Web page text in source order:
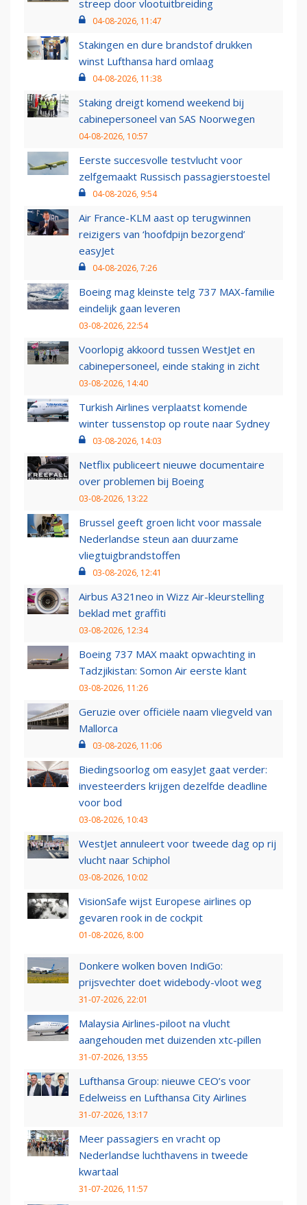
streep door vlootuitbreiding
04-08-2026, 11:47
Stakingen en dure brandstof drukken
winst Lufthansa hard omlaag
04-08-2026, 11:38
Staking dreigt komend weekend bij
cabinepersoneel van SAS Noorwegen
04-08-2026, 10:57
Eerste succesvolle testvlucht voor
zelfgemaakt Russisch passagierstoestel
04-08-2026, 9:54
Air France-KLM aast op terugwinnen
reizigers van ‘hoofdpijn bezorgend’
easyJet
04-08-2026, 7:26
Boeing mag kleinste telg 737 MAX-familie
eindelijk gaan leveren
03-08-2026, 22:54
Voorlopig akkoord tussen WestJet en
cabinepersoneel, einde staking in zicht
03-08-2026, 14:40
Turkish Airlines verplaatst komende
winter tussenstop op route naar Sydney
03-08-2026, 14:03
Netflix publiceert nieuwe documentaire
over problemen bij Boeing
03-08-2026, 13:22
Brussel geeft groen licht voor massale
Nederlandse steun aan duurzame
vliegtuigbrandstoffen
03-08-2026, 12:41
Airbus A321neo in Wizz Air-kleurstelling
beklad met graffiti
03-08-2026, 12:34
Boeing 737 MAX maakt opwachting in
Tadzjikistan: Somon Air eerste klant
03-08-2026, 11:26
Geruzie over officiële naam vliegveld van
Mallorca
03-08-2026, 11:06
Biedingsoorlog om easyJet gaat verder:
investeerders krijgen dezelfde deadline
voor bod
03-08-2026, 10:43
WestJet annuleert voor tweede dag op rij
vlucht naar Schiphol
03-08-2026, 10:02
VisionSafe wijst Europese airlines op
gevaren rook in de cockpit
01-08-2026, 8:00
Donkere wolken boven IndiGo:
prijsvechter doet widebody-vloot weg
31-07-2026, 22:01
Malaysia Airlines-piloot na vlucht
aangehouden met duizenden xtc-pillen
31-07-2026, 13:55
Lufthansa Group: nieuwe CEO’s voor
Edelweiss en Lufthansa City Airlines
31-07-2026, 13:17
Meer passagiers en vracht op
Nederlandse luchthavens in tweede
kwartaal
31-07-2026, 11:57